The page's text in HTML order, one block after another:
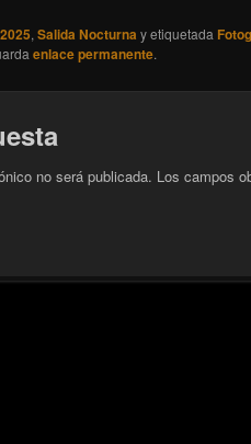
2025, Salida Nocturna y etiquetada
enlace permanente.
no será publicada. Los campos